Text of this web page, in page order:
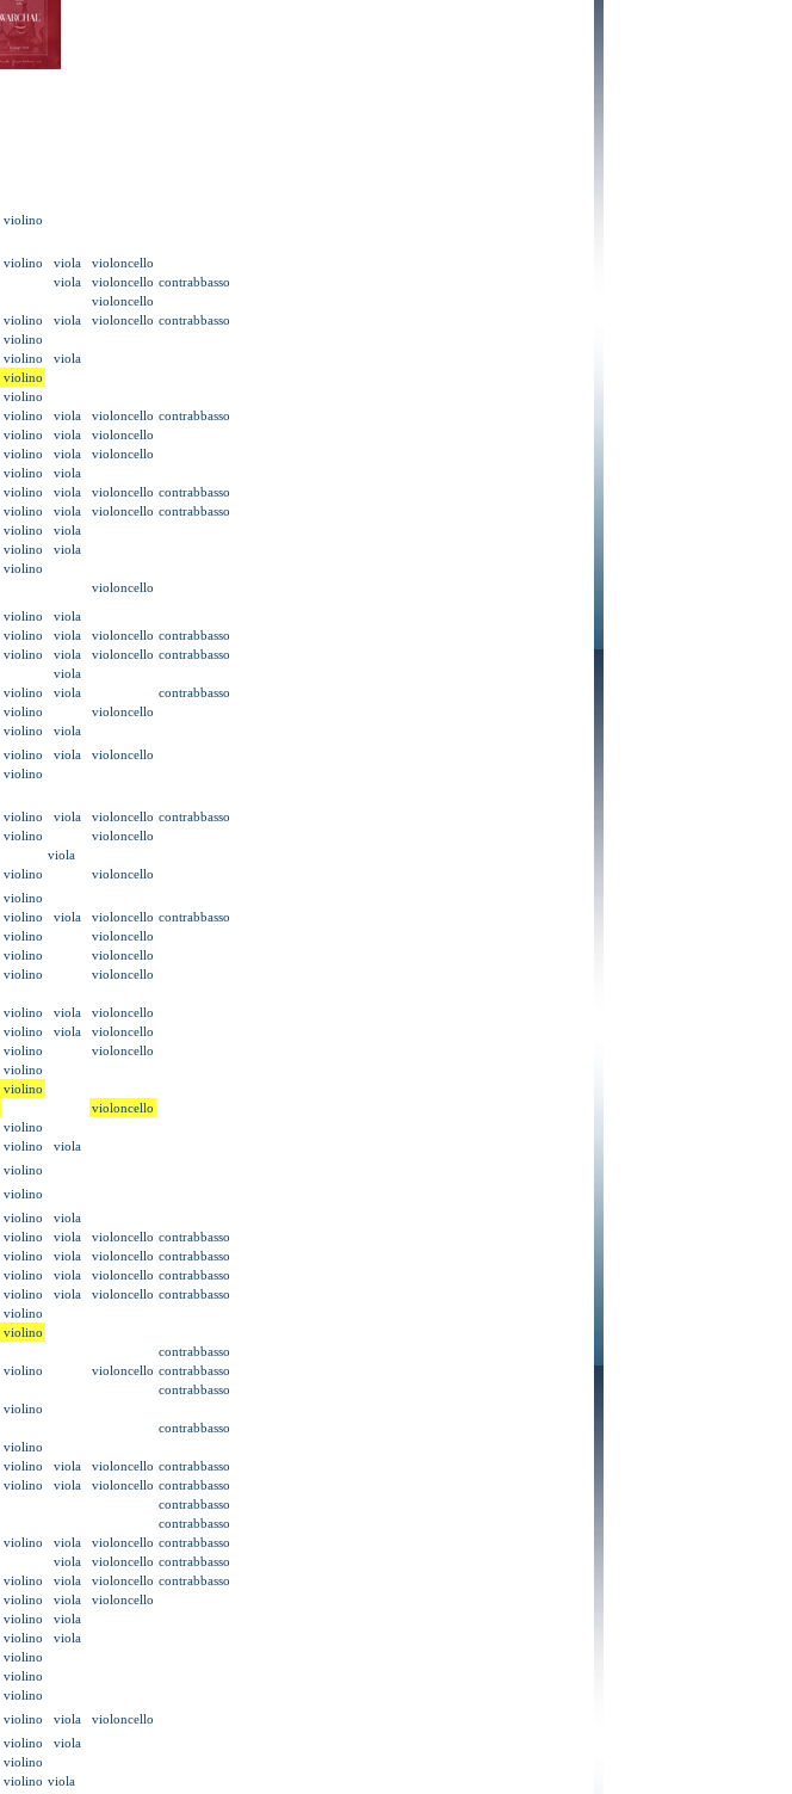
violino
violino viola
violoncello
viola violoncello contrabbasso
violoncello
violino viola violoncello contrabbasso
violino
violino
viola
violino
violino
violino viola violoncello contrabbasso
violino viola
violoncello
violino viola
violoncello
violino
viola
violino viola violoncello contrabbasso
violino viola violoncello contrabbasso
violino viola
violino
viola
violino
violoncello
violino
viola
violino viola violoncello contrabbasso
violino viola violoncello contrabbasso
viola
violino viola
contrabbasso
violino
violoncello
violino
viola
violino viola
violoncello
violino
violino viola violoncello contrabbasso
violino
violoncello
viola
violino
violoncello
violino
violino viola violoncello contrabbasso
violino
violoncello
violino
violoncello
violino
violoncello
violino viola
violoncello
violino viola
violoncello
violino
violoncello
violino
violino
violoncello
violino
violino
viola
violino
violino
violino
viola
violino viola violoncello contrabbasso
violino viola violoncello contrabbasso
violino viola violoncello contrabbasso
violino viola violoncello contrabbasso
violino
violino
contrabbasso
violino violoncello contrabbasso
contrabbasso
violino
contrabbasso
violino
violino viola violoncello contrabbasso
violino viola violoncello contrabbasso
contrabbasso
contrabbasso
violino viola violoncello contrabbasso
viola violoncello contrabbasso
violino viola violoncello contrabbasso
violino viola
violoncello
violino
viola
violino
viola
violino
violino
violino
violino viola
violoncello
violino
viola
violino
violino viola